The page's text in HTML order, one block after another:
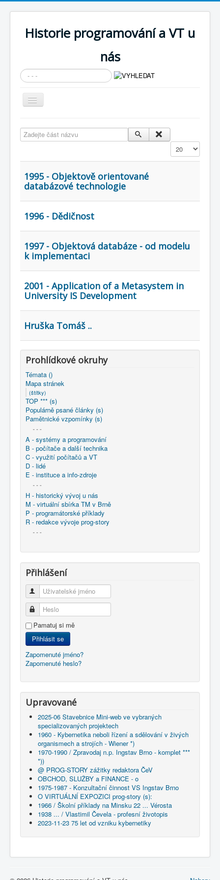
Historie programování a VT u
nás
Vyhledávání...
Přepnout
navigaci
Cíle expozice
Současnost SW a IT
KNIHOVNA
O nás
Úvod Mapa stránek
Zadejte část názvu
Zobrazit
1995 - Objektově orientované
databázové technologie
1996 - Dědičnost
1997 - Objektová databáze - od modelu
k implementaci
2001 - Application of a Metasystem in
University IS Development
Hruška Tomáš ..
Prohlídkové okruhy
Témata ()
Mapa stránek
(štítky)
TOP *** (s)
Populárně psané články (s)
Pamětnické vzpomínky (s)
- - -
A - systémy a programování
B - počítače a další technika
C - využití počítačů a VT
D - lidé
E - instituce a info-zdroje
- - -
H - historický vývoj u nás
M - virtuální sbírka TM v Brně
P - programátorské příklady
R - redakce vývoje prog-story
- - -
Přihlášení
Uživatelské jméno
Heslo
Pamatuj si mě
Přihlásit se
Zapomenuté jméno?
Zapomenuté heslo?
Upravované
2025-06 Stavebnice Mini-web ve vybraných
specializovaných projektech
1960 - Kybernetika neboli řízení a sdělování v živých
organismech a strojích - Wiener *)
1970-1990 / Zpravodaj n.p. Ingstav Brno - komplet ***
*))
@ PROG-STORY zážitky redaktora ČeV
OBCHOD, SLUŽBY a FINANCE - o
1975-1987 - Konzultační činnost VS Ingstav Brno
O VIRTUÁLNÍ EXPOZICI prog-story (s):
1966 / Školní příklady na Minsku 22 ... Vérosta
1938 ... / Vlastimil Čevela - profesní životopis
2023-11-23 75 let od vzniku kybernetiky